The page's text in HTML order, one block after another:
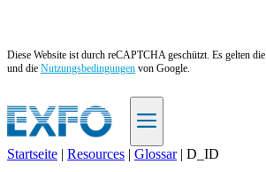
Diese Website ist durch reCAPTCHA geschützt. Es gelten die
und die Nutzungsbedingungen von Google.
Startseite | Resources | Glossar | D_ID